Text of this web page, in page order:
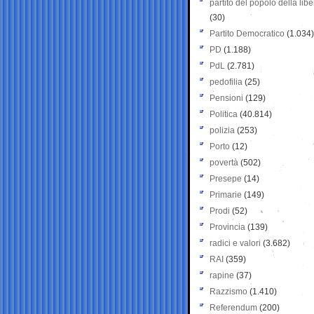
partito del popolo della
(30)
Partito Democratico (1.034)
PD (1.188)
PdL (2.781)
pedofilia (25)
Pensioni (129)
Politica (40.814)
polizia (253)
Porto (12)
povertà (502)
Presepe (14)
Primarie (149)
Prodi (52)
Provincia (139)
radici e valori (3.682)
RAI (359)
rapine (37)
Razzismo (1.410)
Referendum (200)